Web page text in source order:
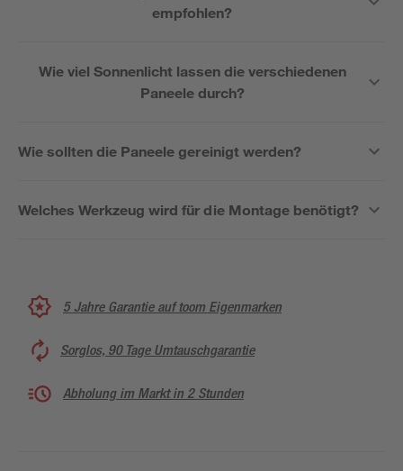
empfohlen?
Wie viel Sonnenlicht lassen die verschiedenen
Paneele durch?
Wie sollten die Paneele gereinigt werden?
Welches Werkzeug wird für die Montage benötigt?
5 Jahre Garantie auf toom Eigenmarken
Sorglos, 90 Tage Umtauschgarantie
Abholung im Markt in 2 Stunden